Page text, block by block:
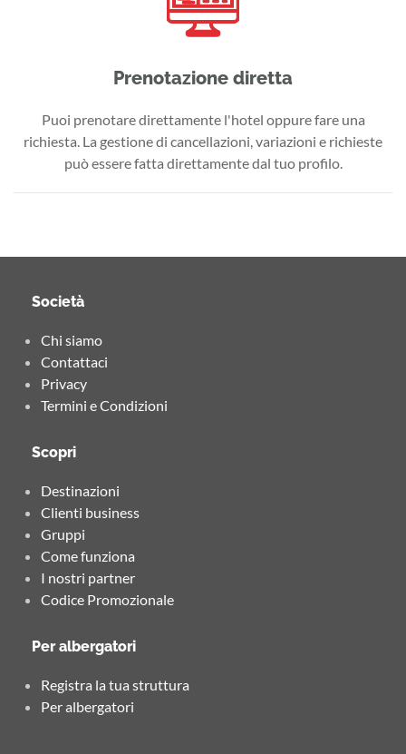
Prenotazione diretta
Puoi prenotare direttamente l'hotel oppure fare una
richiesta. La gestione di cancellazioni, variazioni e richieste
può essere fatta direttamente dal tuo profilo.
Società
Chi siamo
Contattaci
Privacy
Termini e Condizioni
Scopri
Destinazioni
Clienti business
Gruppi
Come funziona
I nostri partner
Codice Promozionale
Per albergatori
Registra la tua struttura
Per albergatori